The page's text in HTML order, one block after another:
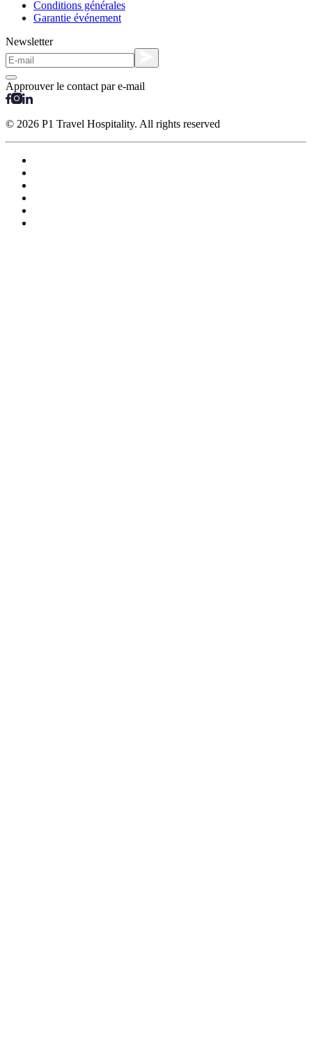
Conditions générales
Garantie événement
Newsletter
Approuver le contact par e-mail
© 2026 P1 Travel Hospitality. All rights reserved